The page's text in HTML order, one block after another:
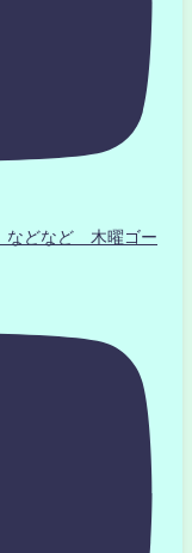
などなど 木曜ゴー